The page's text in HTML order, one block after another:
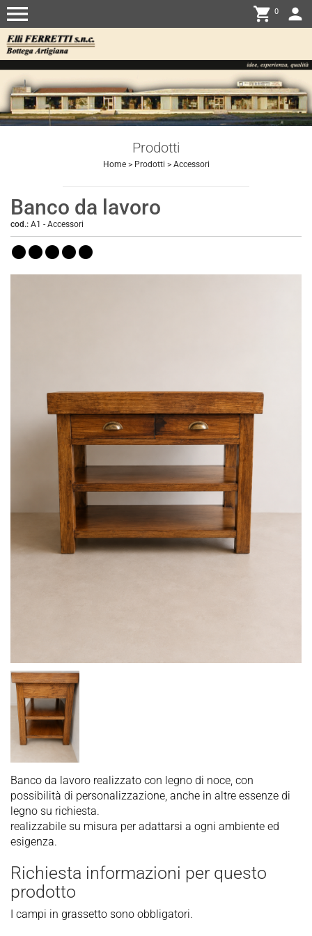
menu person
shopping_cart 0
Prodotti
Home> Prodotti > Accessori
Banco da lavoro
cod.: A1 - Accessori
lenslenslenslenslens
Banco da lavoro realizzato con legno di noce, con
possibilità di personalizzazione, anche in altre essenze di
legno su richiesta.
realizzabile su misura per adattarsi a ogni ambiente ed
esigenza.
Richiesta informazioni per questo
prodotto
I campi in grassetto sono obbligatori.